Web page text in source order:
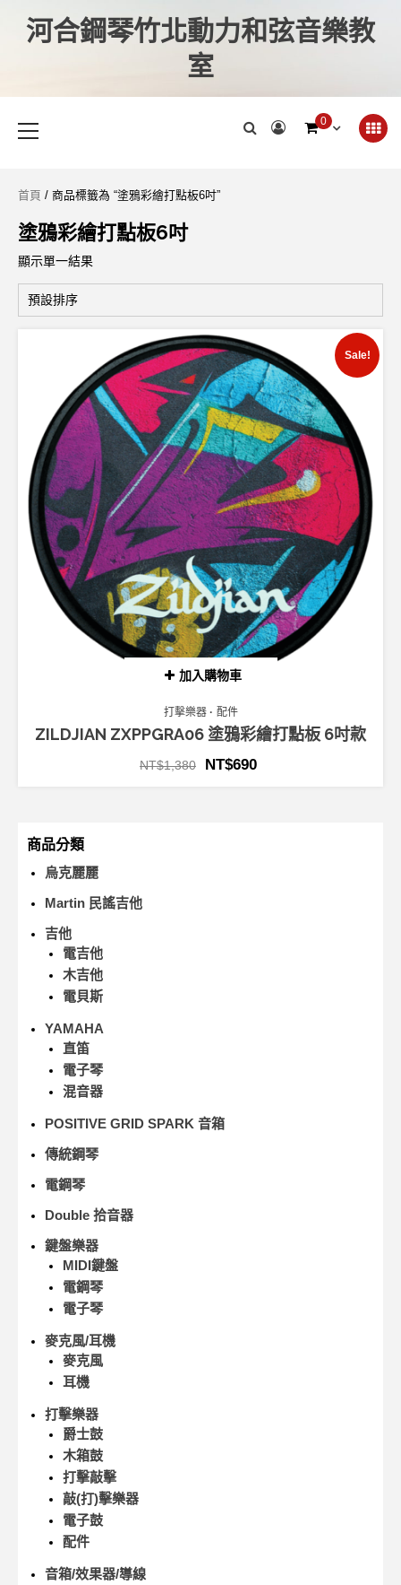
河合鋼琴竹北動力和弦音樂教
室
0
首頁 / 商品標籤為 “塗鴉彩繪打點板6吋”
塗鴉彩繪打點板6吋
顯示單一結果
加入購物車
Sale!
打擊樂器 配件
ZILDJIAN ZXPPGRA06 塗鴉彩繪打點板 6吋款
NT$1,380 NT$690
商品分類
烏克麗麗
Martin 民謠吉他
吉他
電吉他
木吉他
電貝斯
YAMAHA
直笛
電子琴
混音器
POSITIVE GRID SPARK 音箱
傳統鋼琴
電鋼琴
Double 拾音器
鍵盤樂器
MIDI鍵盤
電鋼琴
電子琴
麥克風/耳機
麥克風
耳機
打擊樂器
爵士鼓
木箱鼓
打擊敲擊
敲(打)擊樂器
電子鼓
配件
音箱/效果器/導線